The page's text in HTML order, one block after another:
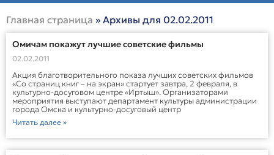
Главная страница » Архивы для 02.02.2011
Омичам покажут лучшие советские фильмы
02.02.2011
Акция благотворительного показа лучших советских фильмов
«Со страниц книг – на экран» стартует завтра, 2 февраля, в
культурно-досуговом центре «Иртыш». Организаторами
мероприятия выступают департамент культуры администрации
города Омска и культурно-досуговый центр
Читать далее »